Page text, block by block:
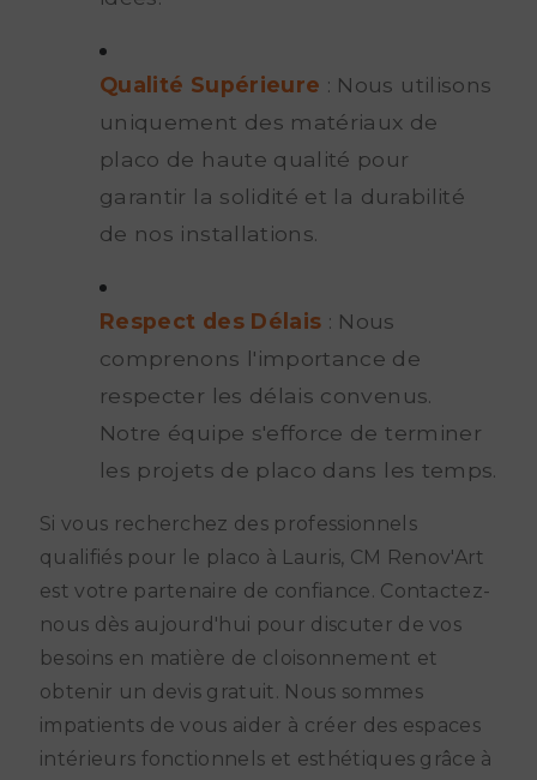
Qualité Supérieure : Nous utilisons
uniquement des matériaux de
placo de haute qualité pour
garantir la solidité et la durabilité
de nos installations.
Respect des Délais : Nous
comprenons l'importance de
respecter les délais convenus.
Notre équipe s'efforce de terminer
les projets de placo dans les temps.
Si vous recherchez des professionnels
qualifiés pour le placo à Lauris, CM Renov'Art
est votre partenaire de confiance. Contactez-
nous dès aujourd'hui pour discuter de vos
besoins en matière de cloisonnement et
obtenir un devis gratuit. Nous sommes
impatients de vous aider à créer des espaces
intérieurs fonctionnels et esthétiques grâce à